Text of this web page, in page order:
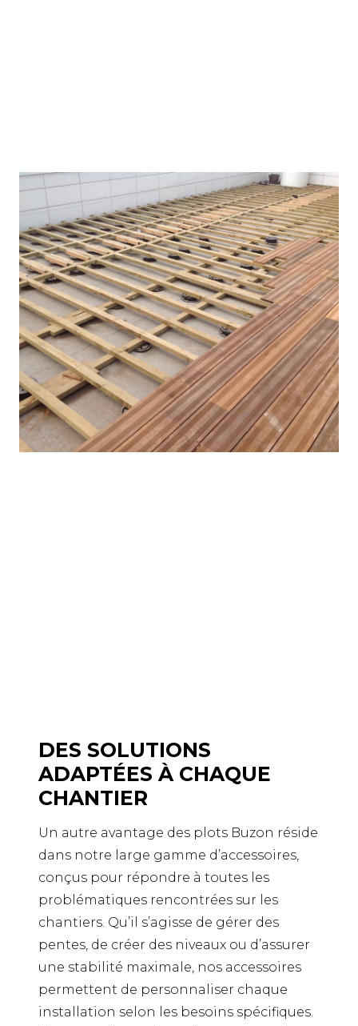
DES SOLUTIONS
ADAPTÉES À CHAQUE
CHANTIER
Un autre avantage des plots Buzon réside
dans notre large gamme d’accessoires,
conçus pour répondre à toutes les
problématiques rencontrées sur les
chantiers. Qu’il s’agisse de gérer des
pentes, de créer des niveaux ou d’assurer
une stabilité maximale, nos accessoires
permettent de personnaliser chaque
installation selon les besoins spécifiques.